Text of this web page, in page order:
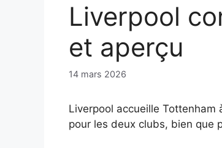
Liverpool
et aperçu
14 mars 2026
Liverpool accueille
pour les deux clubs, bien que